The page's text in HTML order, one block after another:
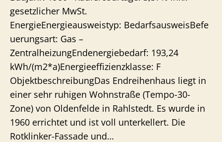
gesetzlicher MwSt.
EnergieEnergieausweistyp: BedarfsausweisBefe
uerungsart: Gas –
ZentralheizungEndenergiebedarf: 193,24
kWh/(m2*a)Energieeffizienzklasse: F
ObjektbeschreibungDas Endreihenhaus liegt in
einer sehr ruhigen Wohnstraße (Tempo-30-
Zone) von Oldenfelde in Rahlstedt. Es wurde in
1960 errichtet und ist voll unterkellert. Die
Rotklinker-Fassade und…